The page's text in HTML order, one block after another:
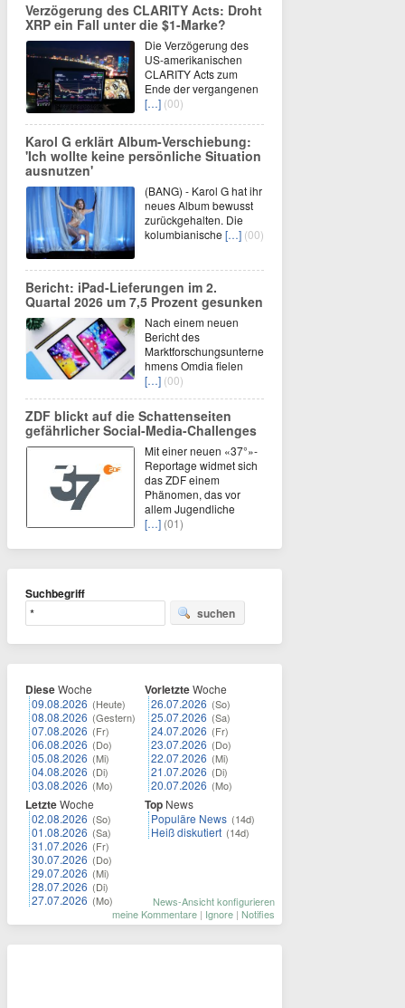
Verzögerung des CLARITY Acts: Droht
XRP ein Fall unter die $1-Marke?
Die Verzögerung des
US-amerikanischen
CLARITY Acts zum
Ende der vergangenen
[…] (00)
Karol G erklärt Album-Verschiebung:
'Ich wollte keine persönliche Situation
ausnutzen'
(BANG) - Karol G hat ihr
neues Album bewusst
zurückgehalten. Die
kolumbianische […] (00)
Bericht: iPad-Lieferungen im 2.
Quartal 2026 um 7,5 Prozent gesunken
Nach einem neuen
Bericht des
Marktforschungsunterne
hmens Omdia fielen
[…] (00)
ZDF blickt auf die Schattenseiten
gefährlicher Social-Media-Challenges
Mit einer neuen «37°»-
Reportage widmet sich
das ZDF einem
Phänomen, das vor
allem Jugendliche
[…] (01)
Suchbegriff
suchen
DieseWoche
09.08.2026 (Heute)
08.08.2026 (Gestern)
07.08.2026 (Fr)
06.08.2026 (Do)
05.08.2026 (Mi)
04.08.2026 (Di)
03.08.2026 (Mo)
LetzteWoche
02.08.2026 (So)
01.08.2026 (Sa)
31.07.2026 (Fr)
30.07.2026 (Do)
29.07.2026 (Mi)
28.07.2026 (Di)
27.07.2026 (Mo)
VorletzteWoche
26.07.2026 (So)
25.07.2026 (Sa)
24.07.2026 (Fr)
23.07.2026 (Do)
22.07.2026 (Mi)
21.07.2026 (Di)
20.07.2026 (Mo)
Top News
Populäre News (14d)
Heiß diskutiert (14d)
News-Ansicht konfigurieren
meine Kommentare | Ignore | Notifies